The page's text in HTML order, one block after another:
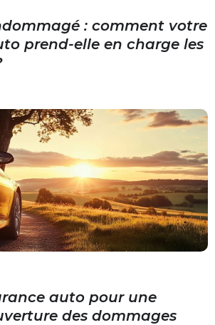
: comment votre
prend-elle en charge les
auto pour une
des dommages